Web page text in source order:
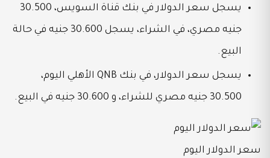
يسجل سعر الدولار في بنك قناة السويس، 30.500
جنيه مصري، في الشراء، يسجل
30.600 جنيه في حالة
البيع.
يسجل سعر الدولار، في بنك QNB الأهلي اليوم،
30.500 جنيه مصري للشراء، و 30.600 جنيه في البيع.
سعر الدولار اليوم